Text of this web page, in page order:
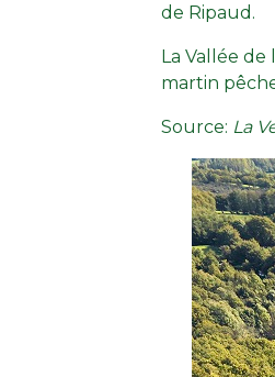
de Ripaud.
La Vallée
martin
Source: La